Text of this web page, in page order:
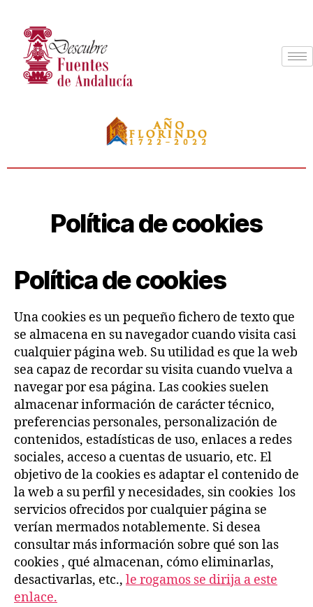
Política de cookies
Política de cookies
Una cookies es un pequeño fichero de texto que
se almacena en su navegador cuando visita casi
cualquier página web. Su utilidad es que la web
sea capaz de recordar su visita cuando vuelva a
navegar por esa página. Las cookies suelen
almacenar información de carácter técnico,
preferencias personales, personalización de
contenidos, estadísticas de uso, enlaces a redes
sociales, acceso a cuentas de usuario, etc. El
objetivo de la cookies es adaptar el contenido de
la web a su perfil y necesidades, sin cookies los
servicios ofrecidos por cualquier página se
verían mermados notablemente. Si desea
consultar más información sobre qué son las
cookies , qué almacenan, cómo eliminarlas,
desactivarlas, etc., le rogamos se dirija a este
enlace.